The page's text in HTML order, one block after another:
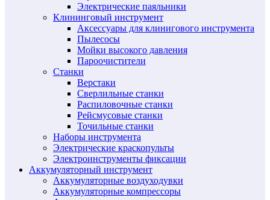
Электрические паяльники
Клининговый инструмент
Аксессуары для клинигового инструмента
Пылесосы
Мойки высокого давления
Пароочистители
Станки
Верстаки
Сверлильные станки
Распиловочные станки
Рейсмусовые станки
Точильные станки
Наборы инструмента
Электрические краскопульты
Электроинструменты фиксации
Аккумуляторный инструмент
Аккумуляторные воздуходувки
Аккумуляторные компрессоры